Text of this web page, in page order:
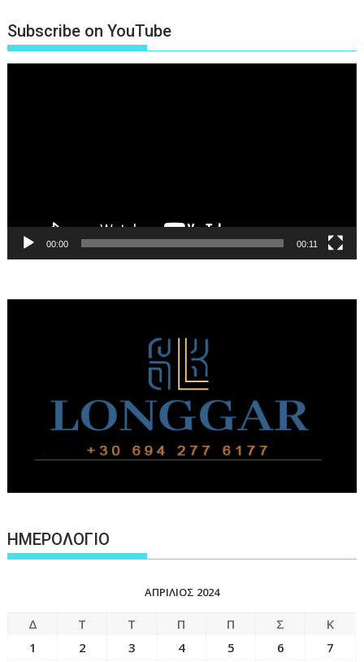
Subscribe on YouTube
00:00 00:11
ΗΜΕΡΟΛΟΓΙΟ
ΑΠΡΊΛΙΟΣ 2024
Δ Τ Τ Π Π Σ
Κ
1
2 3 4 5 6
7